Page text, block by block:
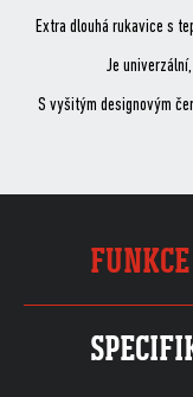
Extra dlouhá rukavice s
Je
S vyšitým designovým
FUNKCE